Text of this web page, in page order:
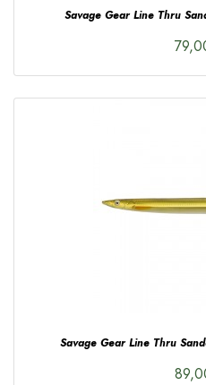
Savage Gear Line Thru
Savage Gear Line Thru